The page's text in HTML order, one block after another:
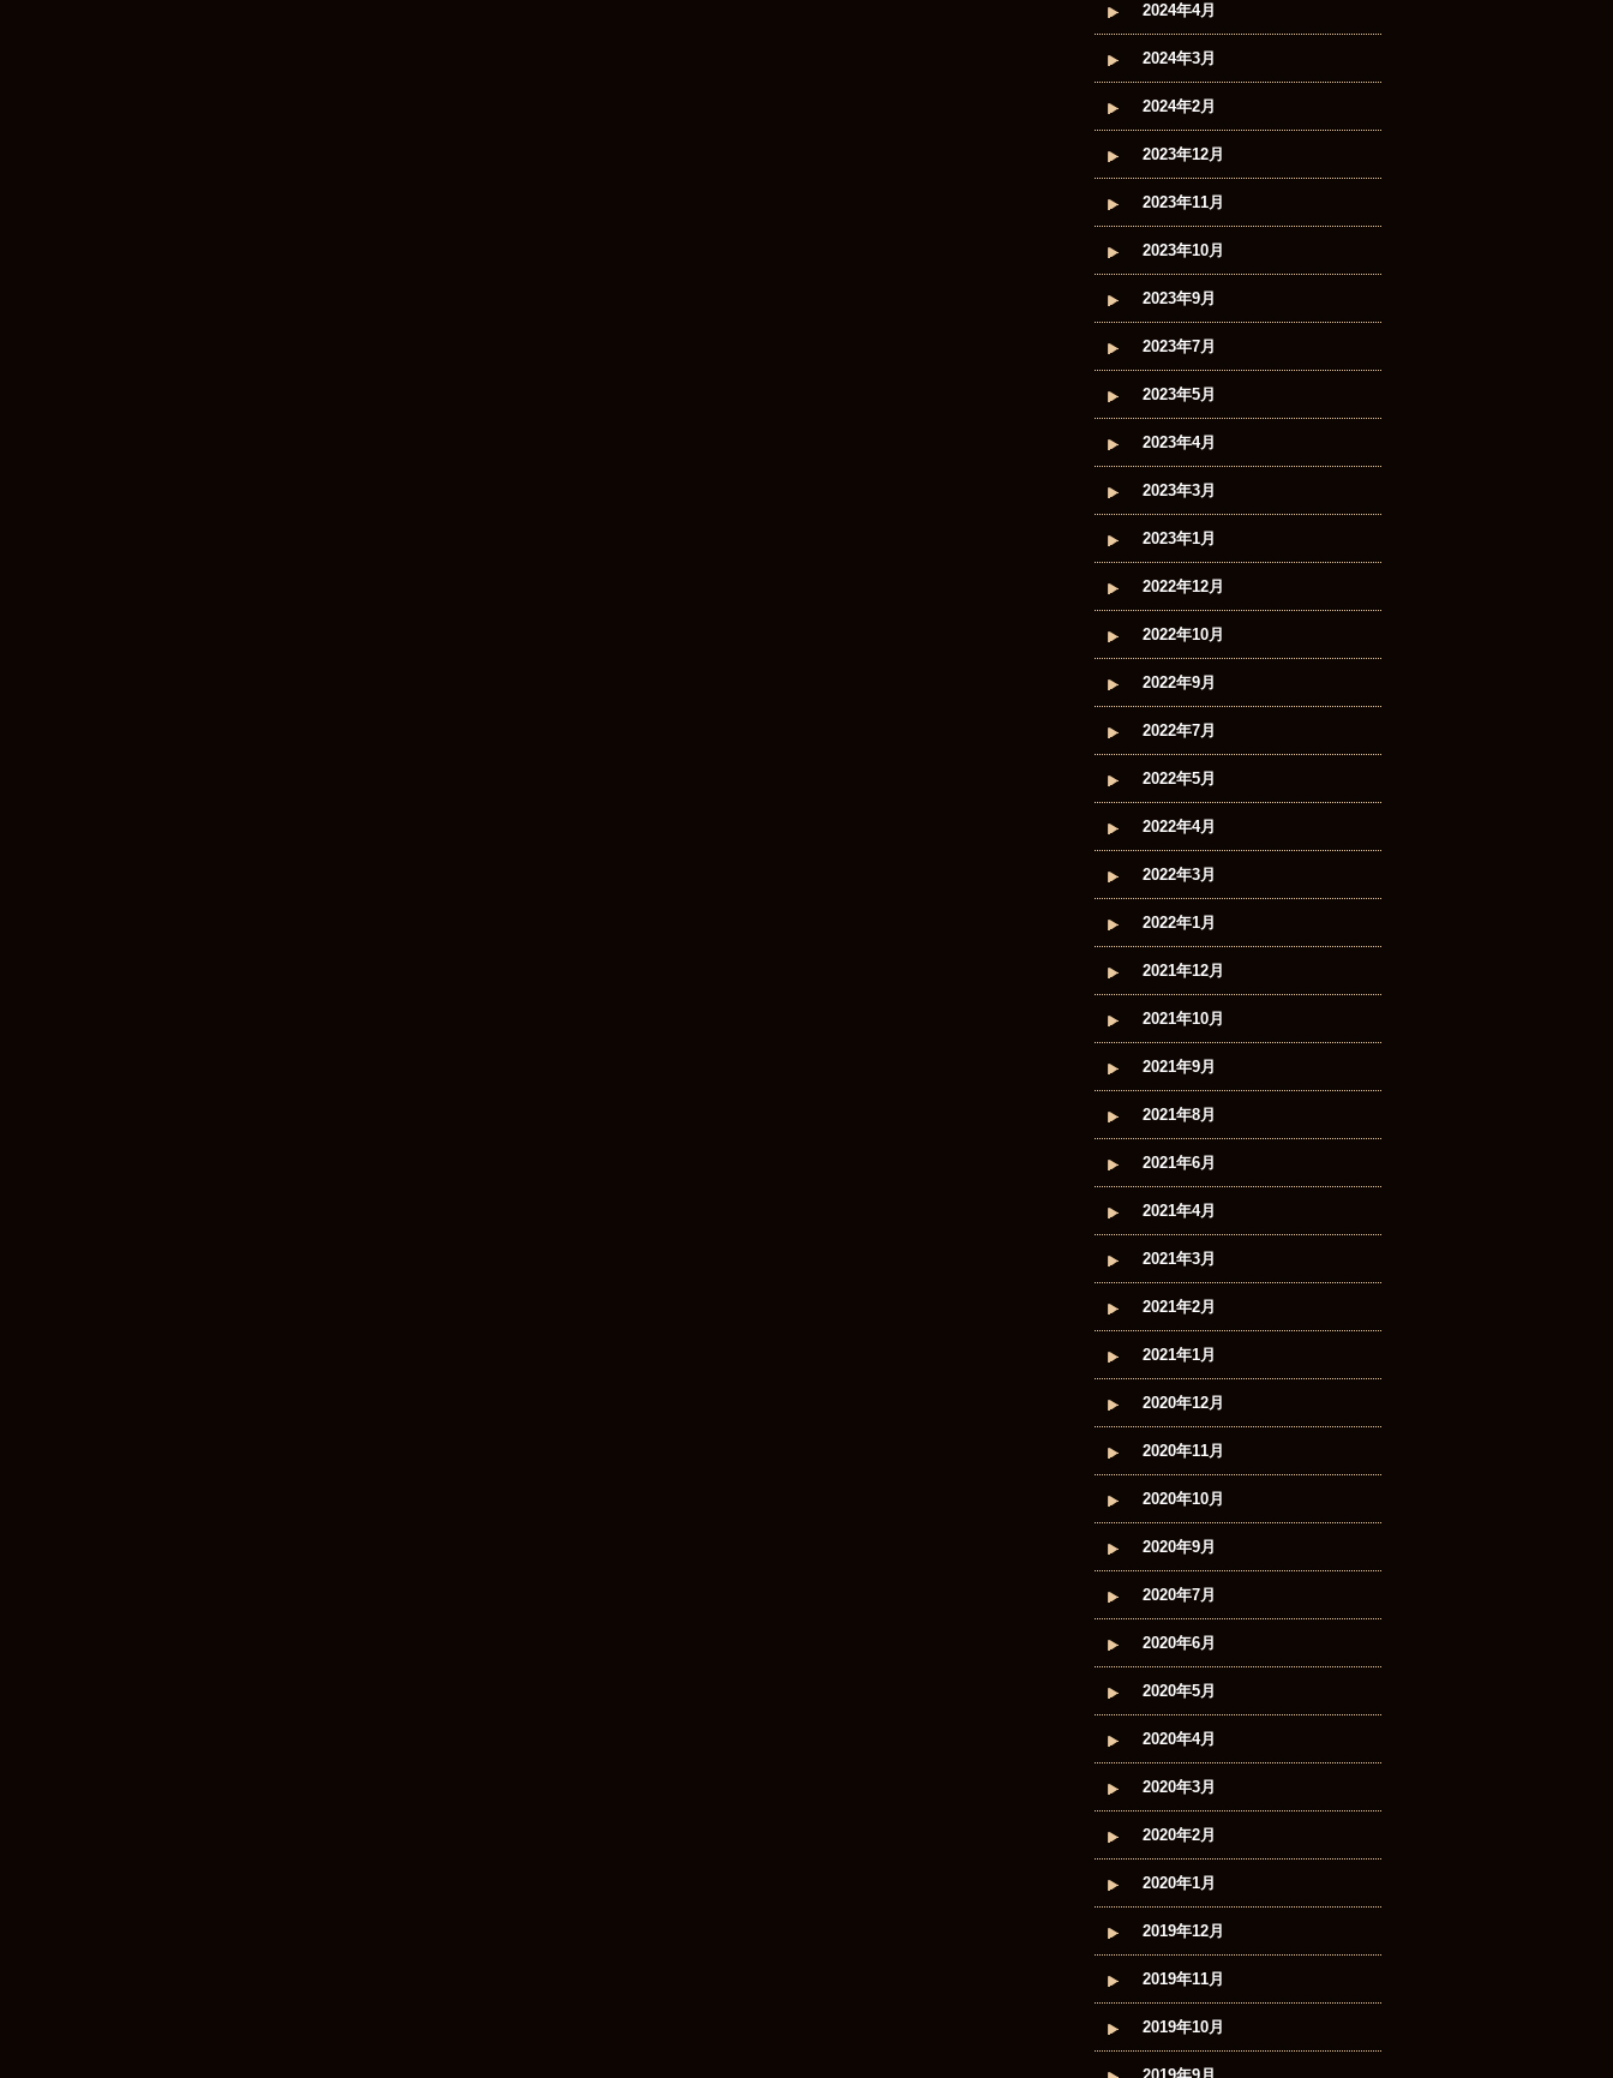
2024年4月
2024年3月
2024年2月
2023年12月
2023年11月
2023年10月
2023年9月
2023年7月
2023年5月
2023年4月
2023年3月
2023年1月
2022年12月
2022年10月
2022年9月
2022年7月
2022年5月
2022年4月
2022年3月
2022年1月
2021年12月
2021年10月
2021年9月
2021年8月
2021年6月
2021年4月
2021年3月
2021年2月
2021年1月
2020年12月
2020年11月
2020年10月
2020年9月
2020年7月
2020年6月
2020年5月
2020年4月
2020年3月
2020年2月
2020年1月
2019年12月
2019年11月
2019年10月